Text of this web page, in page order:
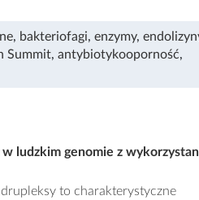
, bakteriofagi, enzymy,
Summit, antybiotykooporność,
ludzkim genomie z
to charakterystyczne